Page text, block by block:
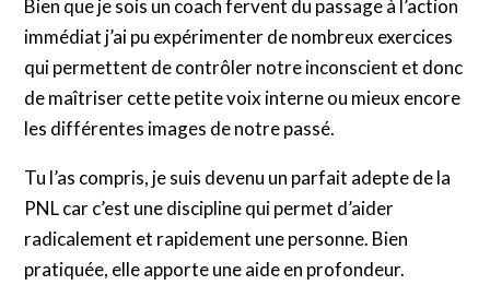
Bien que je sois un coach fervent du passage à l’action
immédiat j’ai pu expérimenter de nombreux exercices
qui permettent de contrôler notre inconscient et donc
de maîtriser cette petite voix interne ou mieux encore
les différentes images de notre passé.
Tu l’as compris, je suis devenu un parfait adepte de la
PNL car c’est une discipline qui permet d’aider
radicalement et rapidement une personne. Bien
pratiquée, elle apporte une aide en profondeur.